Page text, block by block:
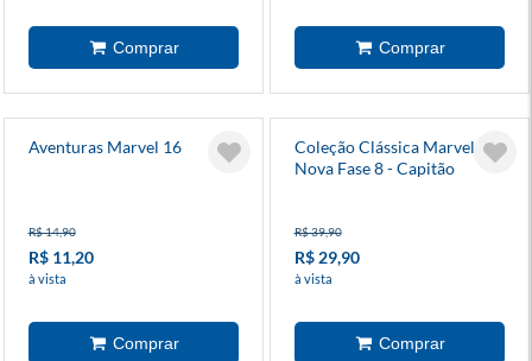
Aventuras Marvel 16
R$ 14,90
R$ 11,20
à vista
Coleção Clássica Marvel:
Nova Fase 8 - Capitão
R$ 39,90
R$ 29,90
à vista